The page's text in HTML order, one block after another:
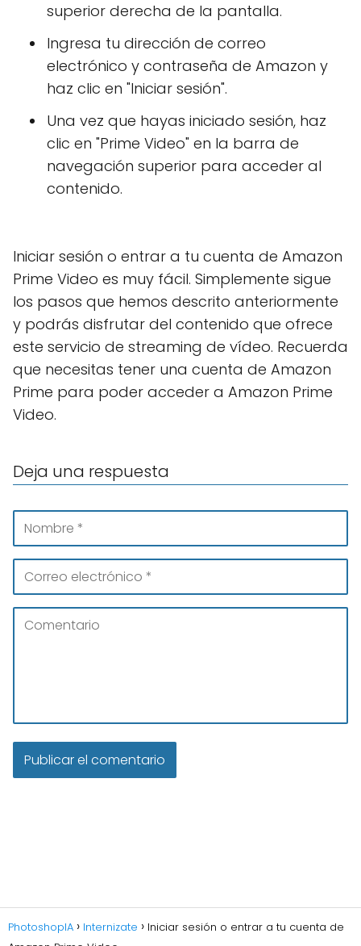
superior derecha de la pantalla.
Ingresa tu dirección de correo
electrónico y contraseña de Amazon y
haz clic en "Iniciar sesión".
Una vez que hayas iniciado sesión, haz
clic en "Prime Video" en la barra de
navegación superior para acceder al
contenido.
Iniciar sesión o entrar a tu cuenta de Amazon
Prime Video es muy fácil. Simplemente sigue
los pasos que hemos descrito anteriormente
y podrás disfrutar del contenido que ofrece
este servicio de streaming de vídeo. Recuerda
que necesitas tener una cuenta de Amazon
Prime para poder acceder a Amazon Prime
Video.
Deja una respuesta
PhotoshopIA Internizate
Iniciar sesión o entrar a tu cuenta de